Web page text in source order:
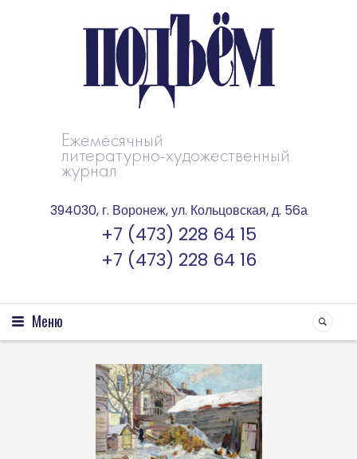
Ежемесячный
литературно-художественный
журнал
394030, г. Воронеж, ул. Кольцовская, д. 56а
+7 (473) 228 64 15
+7 (473) 228 64 16
Меню